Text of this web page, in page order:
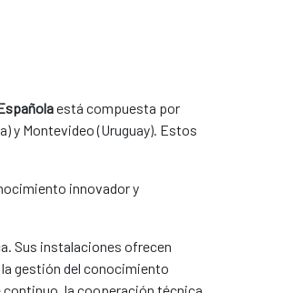
está compuesta por
y Montevideo (Uruguay). Estos
innovador y
Sus instalaciones ofrecen
gestión del conocimiento